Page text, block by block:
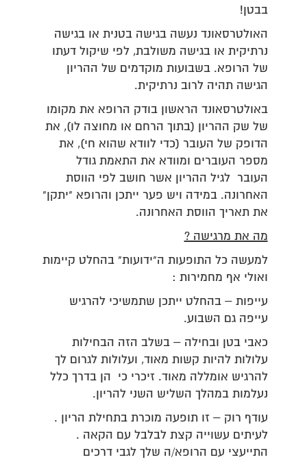
בבטן!
האולטרסאונד נעשה בגישה בטנית או בגישה
נרתיקית או בגישה משולבת, לפי שיקול דעתו
של הרופא. בשבועות מוקדמים של ההריון
הגישה תהיה לרוב נרתיקית.
באולטרסאונד הראשון בודק הרופא את מקומו
של שק ההריון (בתוך הרחם או מחוצה לו), את
הדופק של העובר (כדי לוודא שהוא חי), את
מספר העוברים ומוודא את התאמת גודל
העובר לגיל ההריון אשר חושב לפי הווסת
האחרונה. במידה ויש פער ייתכן והרופא "יתקן"
את תאריך הווסת האחרונה.
מה את מרגישה ?
למעשה כל התופעות ה"ידועות" בהחלט קיימות
ואולי אף מחמירות :
עייפות – בהחלט ייתכן שתמשיכי להרגיש
עייפה גם השבוע.
כאבי בטן ובחילה – בשלב הזה הבחילות
עלולות להיות קשות מאוד, ועלולות לגרום לך
להרגיש אומללה מאוד. זיכרי כי הן בדרך כלל
נעלמות במהלך השליש השני להריון.
עודף רוק – זו תופעה מוכרת בתחילת הריון .
לעיתים עשוייה קצת לבלבל עם הקאה .
התייעצי עם הרופא/ה שלך לגבי דרכים